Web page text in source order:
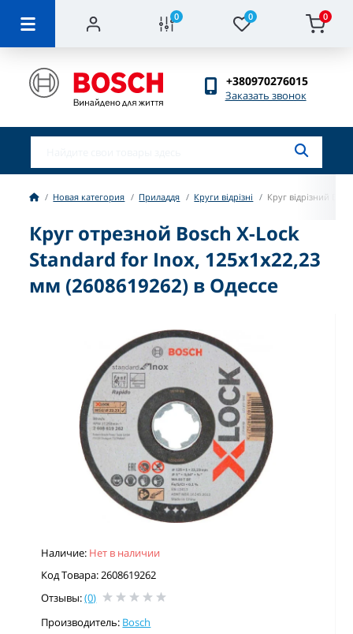
0 0 0
+380970276015
Заказать звонок
Новая категория Приладдя Круги відрізні Круг відрізний
Круг отрезной Bosch X-Lock
Standard for Inox, 125х1х22,23
мм (2608619262) в Одессе
Наличие: Нет в наличии
Код Товара: 2608619262
Отзывы:(0)
Производитель: Bosch